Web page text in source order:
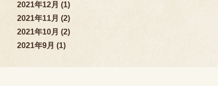
2021年12月 (1)
2021年11月 (2)
2021年10月 (2)
2021年9月 (1)